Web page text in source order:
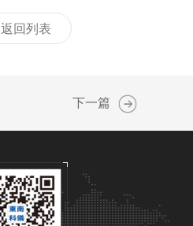
返回列表
下一篇